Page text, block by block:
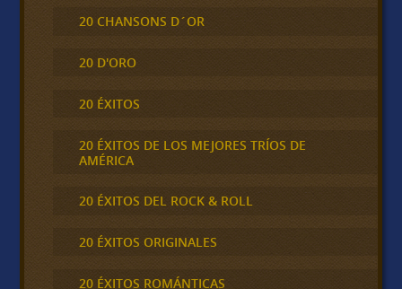
20 CHANSONS D´OR
20 D'ORO
20 ÉXITOS
20 ÉXITOS DE LOS MEJORES TRÍOS DE
AMÉRICA
20 ÉXITOS DEL ROCK & ROLL
20 ÉXITOS ORIGINALES
20 ÉXITOS ROMÁNTICAS